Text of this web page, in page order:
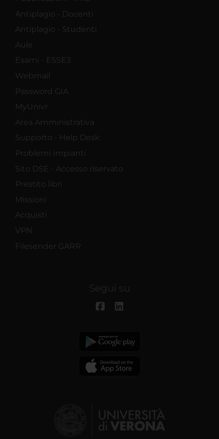
Antiplagio - Docenti
Antiplagio - Studenti
Aule
Esami - ESSE3
Webmail
Password GIA
MyUnivr
Area Amministrativa
Supporto - Help Desk
Problemi Impianti
Sito DSE - Accesso riservato
Prestito libri
Missioni
Acquisti
VPN
Filesender GARR
Segui su